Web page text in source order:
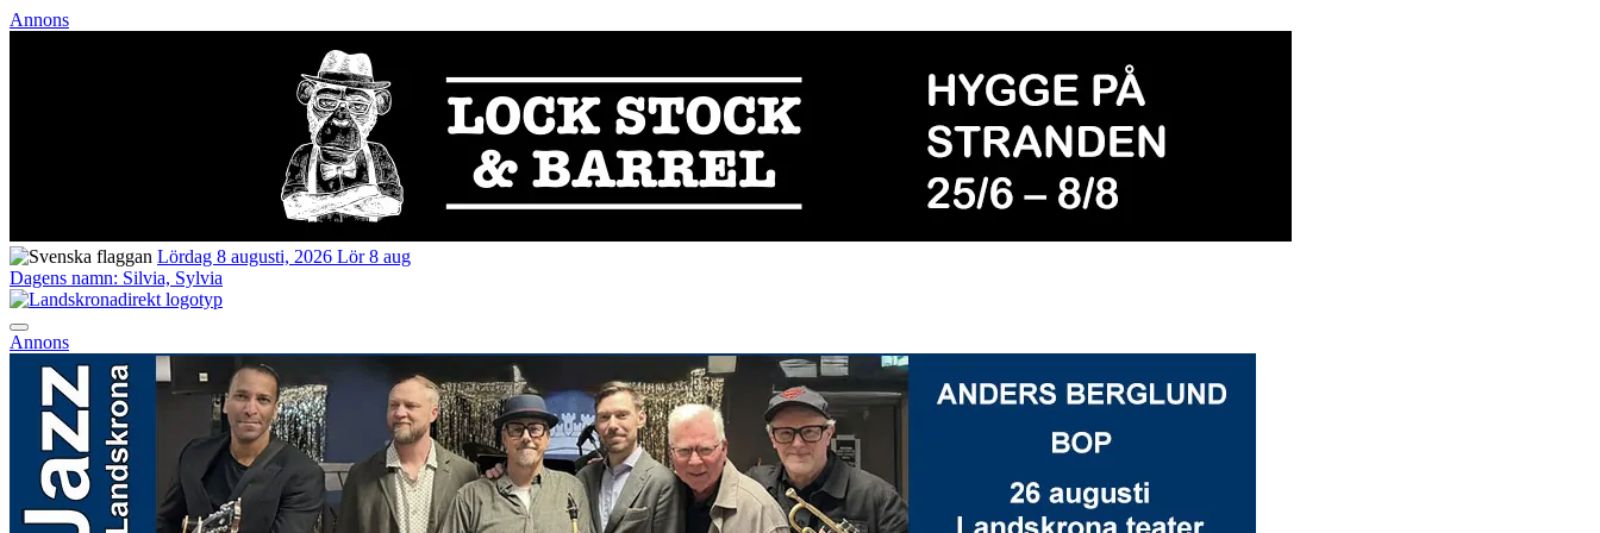
Annons
Lördag 8 augusti, 2026 Lör 8 aug
Dagens namn: Silvia, Sylvia
Annons